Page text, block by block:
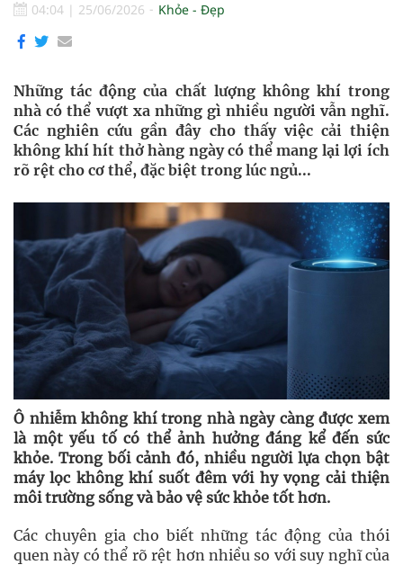
04:04 | 25/06/2026 Khỏe - Đẹp
Những tác động của chất lượng không khí trong
nhà có thể vượt xa những gì nhiều người vẫn nghĩ.
Các nghiên cứu gần đây cho thấy việc cải thiện
không khí hít thở hàng ngày có thể mang lại lợi ích
rõ rệt cho cơ thể, đặc biệt trong lúc ngủ...
Ô nhiễm không khí trong nhà ngày càng được xem
là một yếu tố có thể ảnh hưởng đáng kể đến sức
khỏe. Trong bối cảnh đó, nhiều người lựa chọn bật
máy lọc không khí suốt đêm với hy vọng cải thiện
môi trường sống và bảo vệ sức khỏe tốt hơn.
Các chuyên gia cho biết những tác động của thói
quen này có thể rõ rệt hơn nhiều so với suy nghĩ của